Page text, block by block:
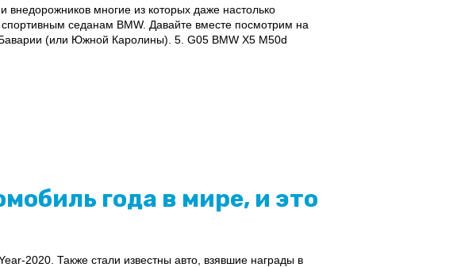
многие из которых даже настолько
седанам BMW. Давайте вместе посмотрим на
(или Южной Каролины). 5. G05 BMW X5 M50d
года в мире, и это
2020. Также стали известны авто, взявшие награды в